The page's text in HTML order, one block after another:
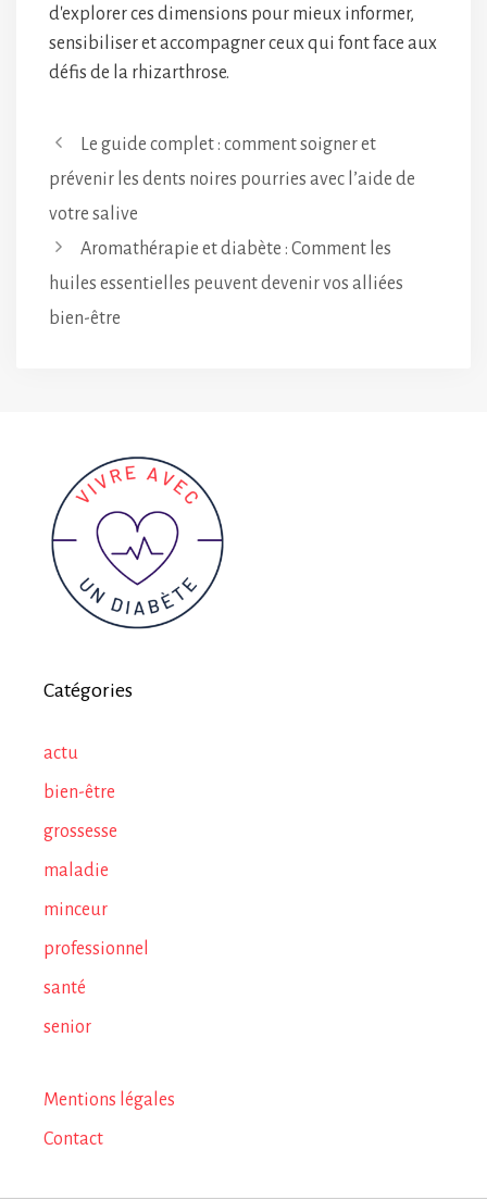
d'explorer ces dimensions pour mieux informer,
sensibiliser et accompagner ceux qui font face aux
défis de la rhizarthrose.
Le guide complet : comment soigner et
prévenir les dents noires pourries avec l’aide de
votre salive
Aromathérapie et diabète : Comment les
huiles essentielles peuvent devenir vos alliées
bien-être
Catégories
actu
bien-être
grossesse
maladie
minceur
professionnel
santé
senior
Mentions légales
Contact